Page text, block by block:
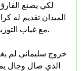
لكي يصنع
الميدان تقديم له
مع غياب التوزيعات المحكمة، بحكم قوته في الرأسيات.
خروج سليماني لم
الذي صال وجال